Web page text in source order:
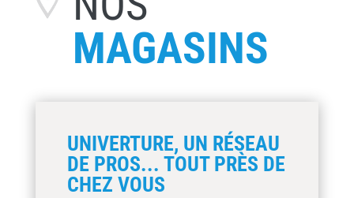
MAGASINS
UNIVERTURE, UN RÉSEAU
DE PROS... TOUT PRÈS DE
CHEZ VOUS